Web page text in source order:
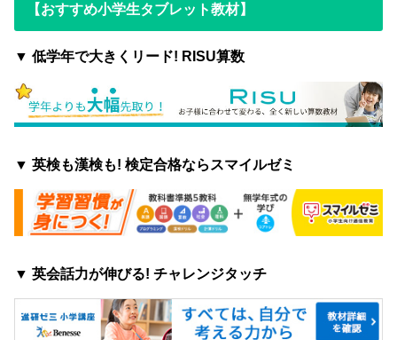
【おすすめ小学生タブレット教材】
▼ 低学年で大きくリード! RISU算数
▼ 英検も漢検も! 検定合格ならスマイルゼミ
▼ 英会話力が伸びる! チャレンジタッチ